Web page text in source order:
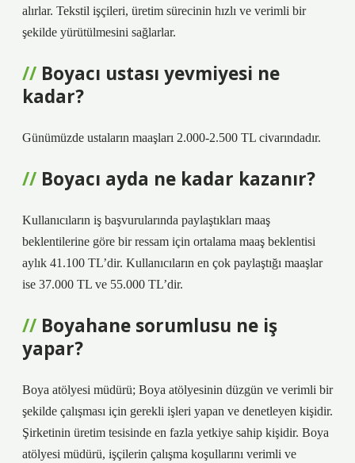
alırlar. Tekstil işçileri, üretim sürecinin hızlı ve verimli bir
şekilde yürütülmesini sağlarlar.
Boyacı ustası yevmiyesi ne
kadar?
Günümüzde ustaların maaşları 2.000-2.500 TL civarındadır.
Boyacı ayda ne kadar kazanır?
Kullanıcıların iş başvurularında paylaştıkları maaş
beklentilerine göre bir ressam için ortalama maaş beklentisi
aylık 41.100 TL’dir. Kullanıcıların en çok paylaştığı maaşlar
ise 37.000 TL ve 55.000 TL’dir.
Boyahane sorumlusu ne iş
yapar?
Boya atölyesi müdürü; Boya atölyesinin düzgün ve verimli bir
şekilde çalışması için gerekli işleri yapan ve denetleyen kişidir.
Şirketinin üretim tesisinde en fazla yetkiye sahip kişidir. Boya
atölyesi müdürü, işçilerin çalışma koşullarını verimli ve